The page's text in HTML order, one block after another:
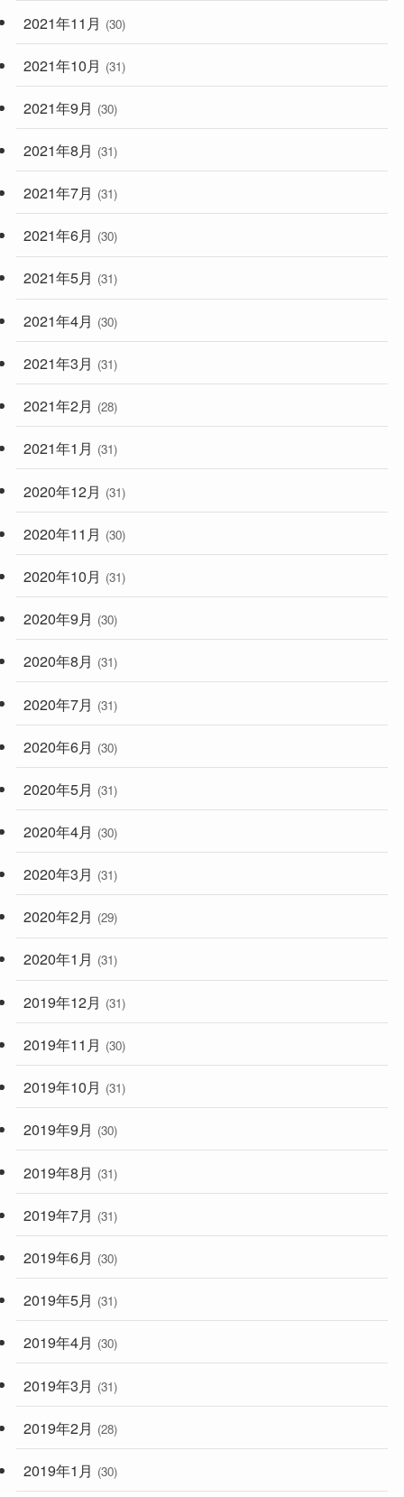
2021年11月 (30)
2021年10月 (31)
2021年9月 (30)
2021年8月 (31)
2021年7月 (31)
2021年6月 (30)
2021年5月 (31)
2021年4月 (30)
2021年3月 (31)
2021年2月 (28)
2021年1月 (31)
2020年12月 (31)
2020年11月 (30)
2020年10月 (31)
2020年9月 (30)
2020年8月 (31)
2020年7月 (31)
2020年6月 (30)
2020年5月 (31)
2020年4月 (30)
2020年3月 (31)
2020年2月 (29)
2020年1月 (31)
2019年12月 (31)
2019年11月 (30)
2019年10月 (31)
2019年9月 (30)
2019年8月 (31)
2019年7月 (31)
2019年6月 (30)
2019年5月 (31)
2019年4月 (30)
2019年3月 (31)
2019年2月 (28)
2019年1月 (30)